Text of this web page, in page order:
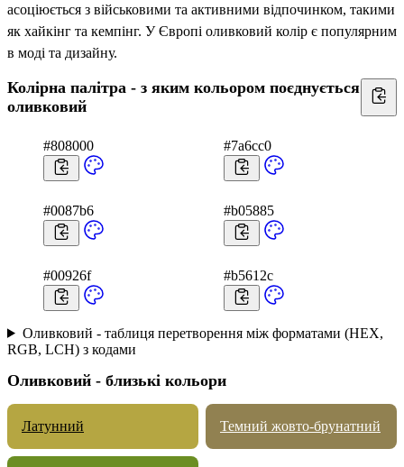
асоціюється з військовими та активними відпочинком, такими
як хайкінг та кемпінг. У Європі оливковий колір є популярним
в моді та дизайну.
Колірна палітра - з яким кольором поєднується
оливковий
#808000 #7a6cc0
#0087b6 #b05885
#00926f #b5612c
Оливковий - таблиця перетворення між форматами (HEX,
RGB, LCH) з кодами
Оливковий - близькі кольори
Латунний Темний жовто-брунатний